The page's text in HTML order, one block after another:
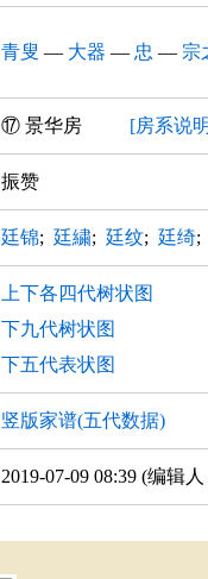
青叟 — 大器 — 忠 — 宗
⑰ 景华房 [房系说
振赞
廷锦; 廷繍; 廷纹; 廷绮;
上下各四代树状图
下九代树状图
下五代表状图
竖版家谱(五代数据)
2019-07-09 08:39 (编辑人